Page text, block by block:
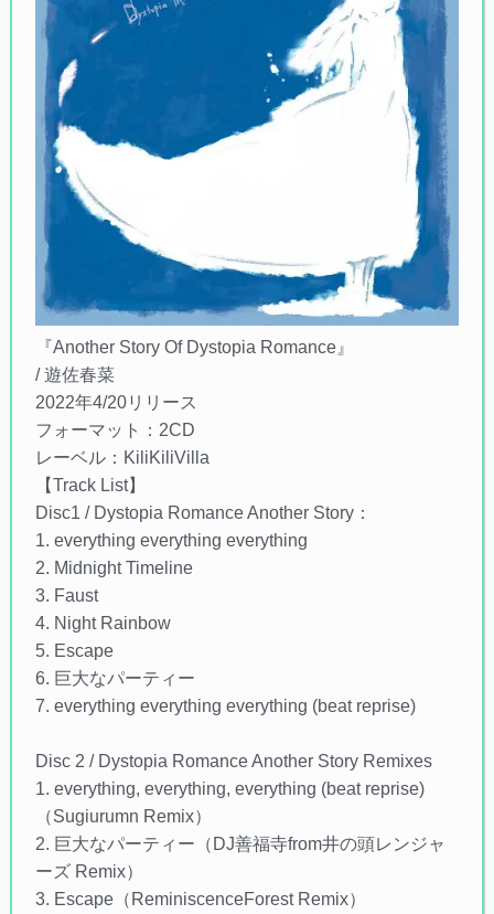
『Another Story Of Dystopia Romance』
/ 遊佐春菜
2022年4/20リリース
フォーマット：2CD
レーベル：KiliKiliVilla
【Track List】
Disc1 / Dystopia Romance Another Story：
1. everything everything everything
2. Midnight Timeline
3. Faust
4. Night Rainbow
5. Escape
6. 巨大なパーティー
7. everything everything everything (beat reprise)
Disc 2 / Dystopia Romance Another Story Remixes
1. everything, everything, everything (beat reprise)
（Sugiurumn Remix）
2. 巨大なパーティー（DJ善福寺from井の頭レンジャ
ーズ Remix）
3. Escape（ReminiscenceForest Remix）